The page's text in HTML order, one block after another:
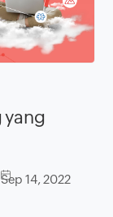
yang
Sep 14, 2022